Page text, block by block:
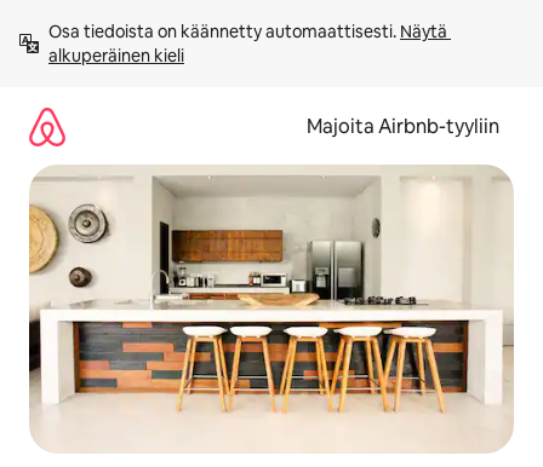
sisältö
väliin
Osa tiedoista on käännetty automaattisesti. Näytä
alkuperäinen kieli
Majoita Airbnb-tyyliin